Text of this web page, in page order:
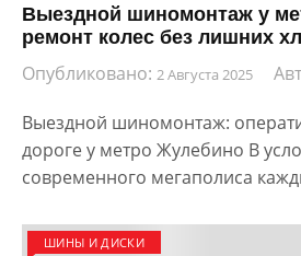
Выездной шиномонтаж у
ремонт колес без лишних
Опубликовано: 2 Августа 2025
Выездной шиномонтаж:
дороге у метро Жулебино В
современного мегаполиса
ШИНЫ И ДИСКИ